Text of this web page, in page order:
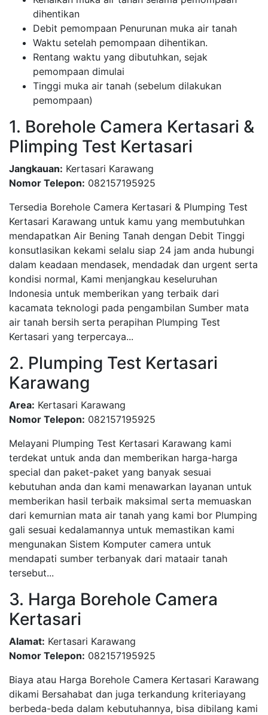
dihentikan
Debit pemompaan Penurunan muka air tanah
Waktu setelah pemompaan dihentikan.
Rentang waktu yang dibutuhkan, sejak
pemompaan dimulai
Tinggi muka air tanah (sebelum dilakukan
pemompaan)
1. Borehole Camera Kertasari &
Plimping Test Kertasari
Jangkauan: Kertasari Karawang
Nomor Telepon: 082157195925
Tersedia Borehole Camera Kertasari & Plumping Test
Kertasari Karawang untuk kamu yang membutuhkan
mendapatkan Air Bening Tanah dengan Debit Tinggi
konsutlasikan kekami selalu siap 24 jam anda hubungi
dalam keadaan mendasek, mendadak dan urgent serta
kondisi normal, Kami menjangkau keseluruhan
Indonesia untuk memberikan yang terbaik dari
kacamata teknologi pada pengambilan Sumber mata
air tanah bersih serta perapihan Plumping Test
Kertasari yang terpercaya...
2. Plumping Test Kertasari
Karawang
Area: Kertasari Karawang
Nomor Telepon: 082157195925
Melayani Plumping Test Kertasari Karawang kami
terdekat untuk anda dan memberikan harga-harga
special dan paket-paket yang banyak sesuai
kebutuhan anda dan kami menawarkan layanan untuk
memberikan hasil terbaik maksimal serta memuaskan
dari kemurnian mata air tanah yang kami bor Plumping
gali sesuai kedalamannya untuk memastikan kami
mengunakan Sistem Komputer camera untuk
mendapati sumber terbanyak dari mataair tanah
tersebut...
3. Harga Borehole Camera
Kertasari
Alamat: Kertasari Karawang
Nomor Telepon: 082157195925
Biaya atau Harga Borehole Camera Kertasari Karawang
dikami Bersahabat dan juga terkandung kriteriayang
berbeda-beda dalam kebutuhannya, bisa dibilang kami